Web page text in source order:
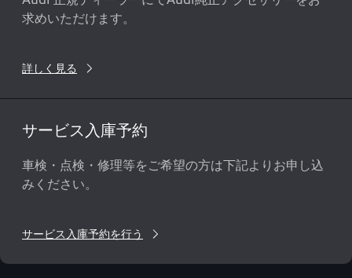
求めいただけます。
詳しく見る
サービス入庫予約
車検・点検・修理等をご希望の方は下記よりお申し込
みください。
サービス入庫予約を行う